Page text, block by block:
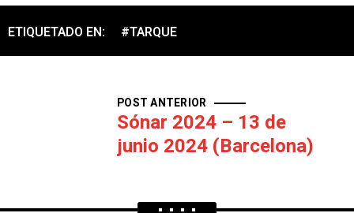
ETIQUETADO EN: #TARQUE
POST ANTERIOR
Sónar 2024 – 13 de
junio 2024 (Barcelona)